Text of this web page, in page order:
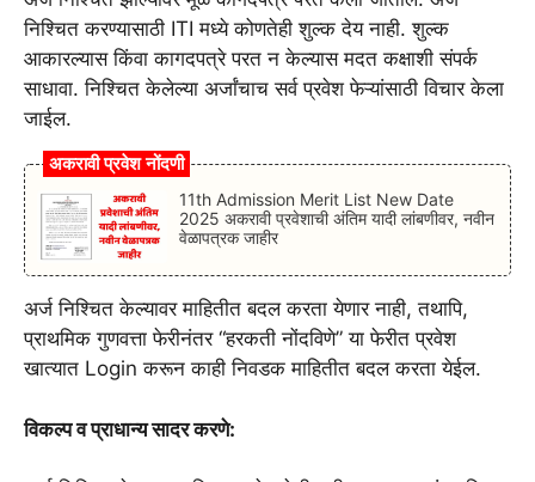
निश्चित करण्यासाठी ITI मध्ये कोणतेही शुल्क देय नाही. शुल्क
आकारल्यास किंवा कागदपत्रे परत न केल्यास मदत कक्षाशी संपर्क
साधावा. निश्चित केलेल्या अर्जांचाच सर्व प्रवेश फेऱ्यांसाठी विचार केला
जाईल.
अकरावी प्रवेश नोंदणी
11th Admission Merit List New Date
2025 अकरावी प्रवेशाची अंतिम यादी लांबणीवर, नवीन
वेळापत्रक जाहीर
अर्ज निश्चित केल्यावर माहितीत बदल करता येणार नाही,तथापि,
प्राथमिक गुणवत्ता फेरीनंतर “हरकती नोंदविणे” या फेरीत प्रवेश
खात्यात Login करून काही निवडक माहितीत बदल करता येईल.
विकल्प व प्राधान्य सादर करणे: